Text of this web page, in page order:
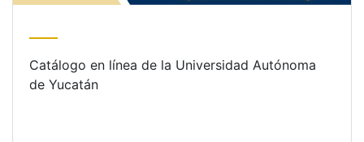
Catálogo en línea de la Universidad Autónoma
de Yucatán